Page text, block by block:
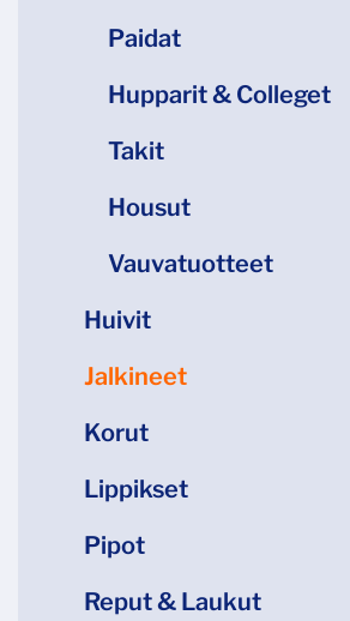
Paidat
Hupparit & Colleget
Takit
Housut
Vauvatuotteet
Huivit
Jalkineet
Korut
Lippikset
Pipot
Reput & Laukut